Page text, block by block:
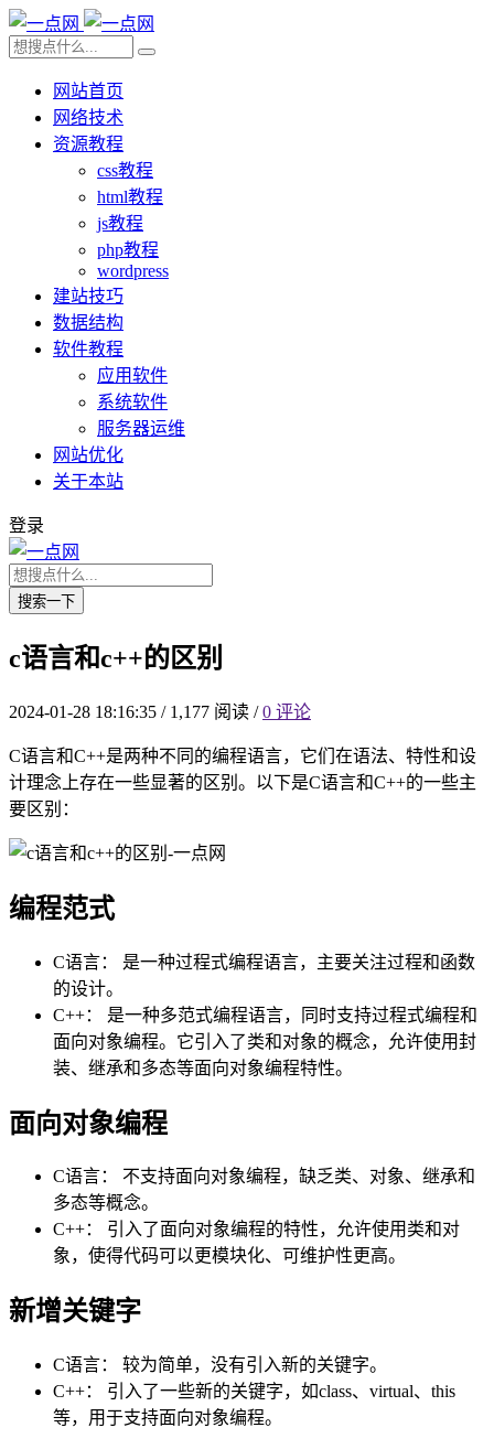
网站首页
网络技术
资源教程
css教程
html教程
js教程
php教程
wordpress
建站技巧
数据结构
软件教程
应用软件
系统软件
服务器运维
网站优化
关于本站
登录
搜索一下
c语言和c++的区别
2024-01-28 18:16:35 /1,177 阅读 / 0 评论
C语言和C++是两种不同的编程语言，它们在语法、特性和设
计理念上存在一些显著的区别。以下是C语言和C++的一些主
要区别：
编程范式
C语言： 是一种过程式编程语言，主要关注过程和函数
的设计。
C++： 是一种多范式编程语言，同时支持过程式编程和
面向对象编程。它引入了类和对象的概念，允许使用封
装、继承和多态等面向对象编程特性。
面向对象编程
C语言： 不支持面向对象编程，缺乏类、对象、继承和
多态等概念。
C++： 引入了面向对象编程的特性，允许使用类和对
象，使得代码可以更模块化、可维护性更高。
新增关键字
C语言： 较为简单，没有引入新的关键字。
C++： 引入了一些新的关键字，如class、virtual、this
等，用于支持面向对象编程。